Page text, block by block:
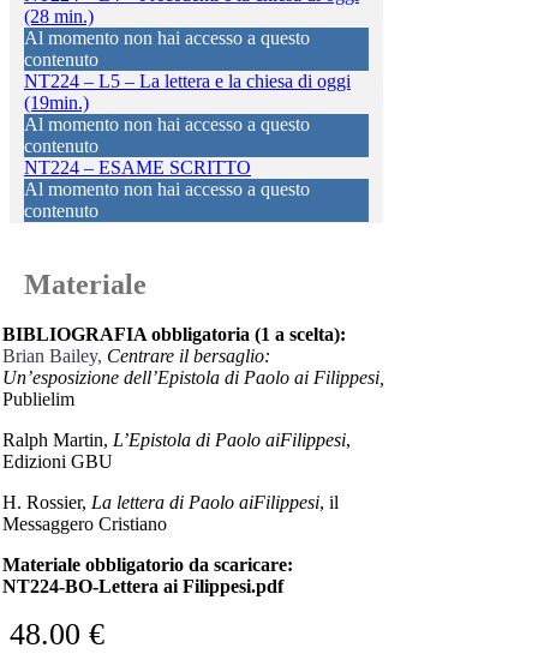
(28 min.)
Al momento non hai accesso a questo
contenuto
NT224 – L5 – La lettera e la chiesa di oggi
(19min.)
Al momento non hai accesso a questo
contenuto
NT224 – ESAME SCRITTO
Al momento non hai accesso a questo
contenuto
Materiale
BIBLIOGRAFIA obbligatoria (1 a scelta):
Brian Bailey, Centrare il bersaglio:
Un’esposizione dell’Epistola di Paolo ai Filippesi,
Publielim
Ralph Martin, L’Epistola di Paolo aiFilippesi,
Edizioni GBU
H. Rossier, La lettera di Paolo aiFilippesi, il
Messaggero Cristiano
Materiale obbligatorio da scaricare:
NT224-BO-Lettera ai Filippesi.pdf
48.00 €